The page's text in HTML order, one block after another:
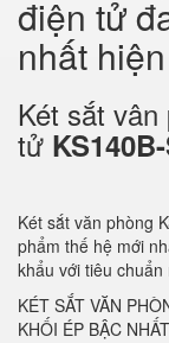
điện tử
nhất
Két sắt
tử
Két sắt văn phòng
phẩm thế hệ mới
khẩu với tiêu
KÉT SẮT VĂN
KHỐI ÉP BẬC